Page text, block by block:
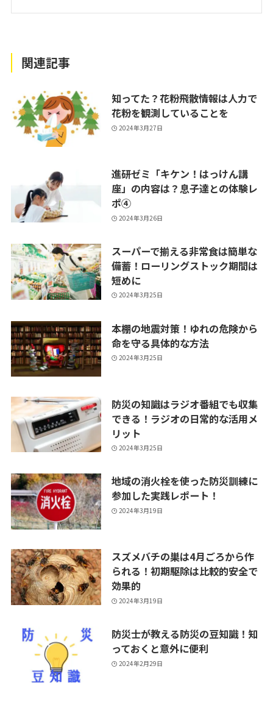
関連記事
知ってた？花粉飛散情報は人力で
花粉を観測していることを
2024年3月27日
進研ゼミ「キケン！はっけん講
座」の内容は？息子達との体験レ
ポ④
2024年3月26日
スーパーで揃える非常食は簡単な
備蓄！ローリングストック期間は
短めに
2024年3月25日
本棚の地震対策！ゆれの危険から
命を守る具体的な方法
2024年3月25日
防災の知識はラジオ番組でも収集
できる！ラジオの日常的な活用メ
リット
2024年3月25日
地域の消火栓を使った防災訓練に
参加した実践レポート！
2024年3月19日
スズメバチの巣は4月ごろから作
られる！初期駆除は比較的安全で
効果的
2024年3月19日
防災士が教える防災の豆知識！知
っておくと意外に便利
2024年2月29日